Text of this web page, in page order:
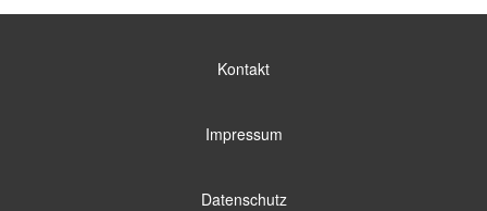
Kontakt
Impressum
Datenschutz